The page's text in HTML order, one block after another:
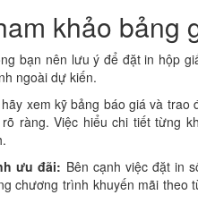
khảo bảng
bạn nên lưu ý để đặt in hộp
ngoài dự kiến.
hãy xem kỹ bảng báo giá và
ràng. Việc hiểu chi tiết từng
ưu đãi: Bên cạnh việc đặt in
chương trình khuyến mãi theo